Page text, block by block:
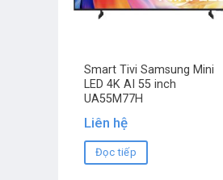
Smart Tivi Samsung Mini
LED 4K AI 55 inch
UA55M77H
Liên hệ
Đọc tiếp